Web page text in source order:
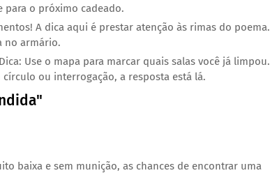
para o próximo cadeado.
A dica aqui é prestar atenção às rimas do poema.
no armário.
Use o mapa para marcar quais salas você já limpou.
ou interrogação, a resposta está lá.
baixa e sem munição, as chances de encontrar uma